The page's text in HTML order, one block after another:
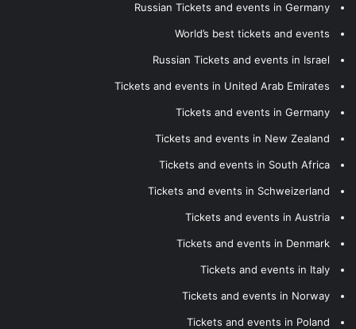
Russian Tickets and events in Germany
World’s best tickets and events
Russian Tickets and events in Israel
Tickets and events in United Arab Emirates
Tickets and events in Germany
Tickets and events in New Zealand
Tickets and events in South Africa
Tickets and events in Schweizerland
Tickets and events in Austria
Tickets and events in Denmark
Tickets and events in Italy
Tickets and events in Norway
Tickets and events in Poland